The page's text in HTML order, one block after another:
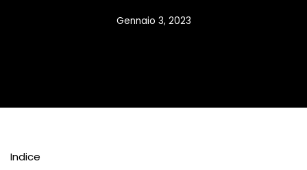
Gennaio 3, 2023
Indice